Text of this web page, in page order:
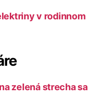
v rodinnom
zelená strecha sa